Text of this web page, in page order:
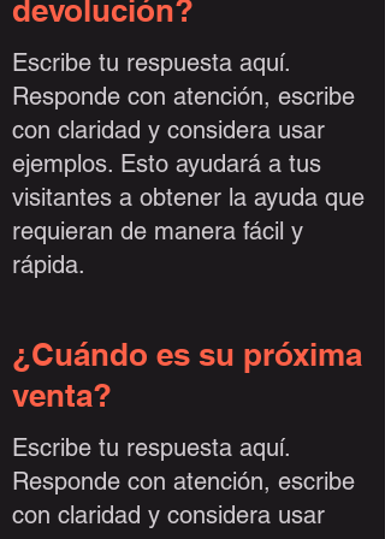
devolución?
Escribe tu respuesta aquí.
Responde con atención, escribe
con claridad y considera usar
ejemplos. Esto ayudará a tus
visitantes a obtener la ayuda que
requieran de manera fácil y
rápida.
¿Cuándo es su próxima
venta?
Escribe tu respuesta aquí.
Responde con atención, escribe
con claridad y considera usar